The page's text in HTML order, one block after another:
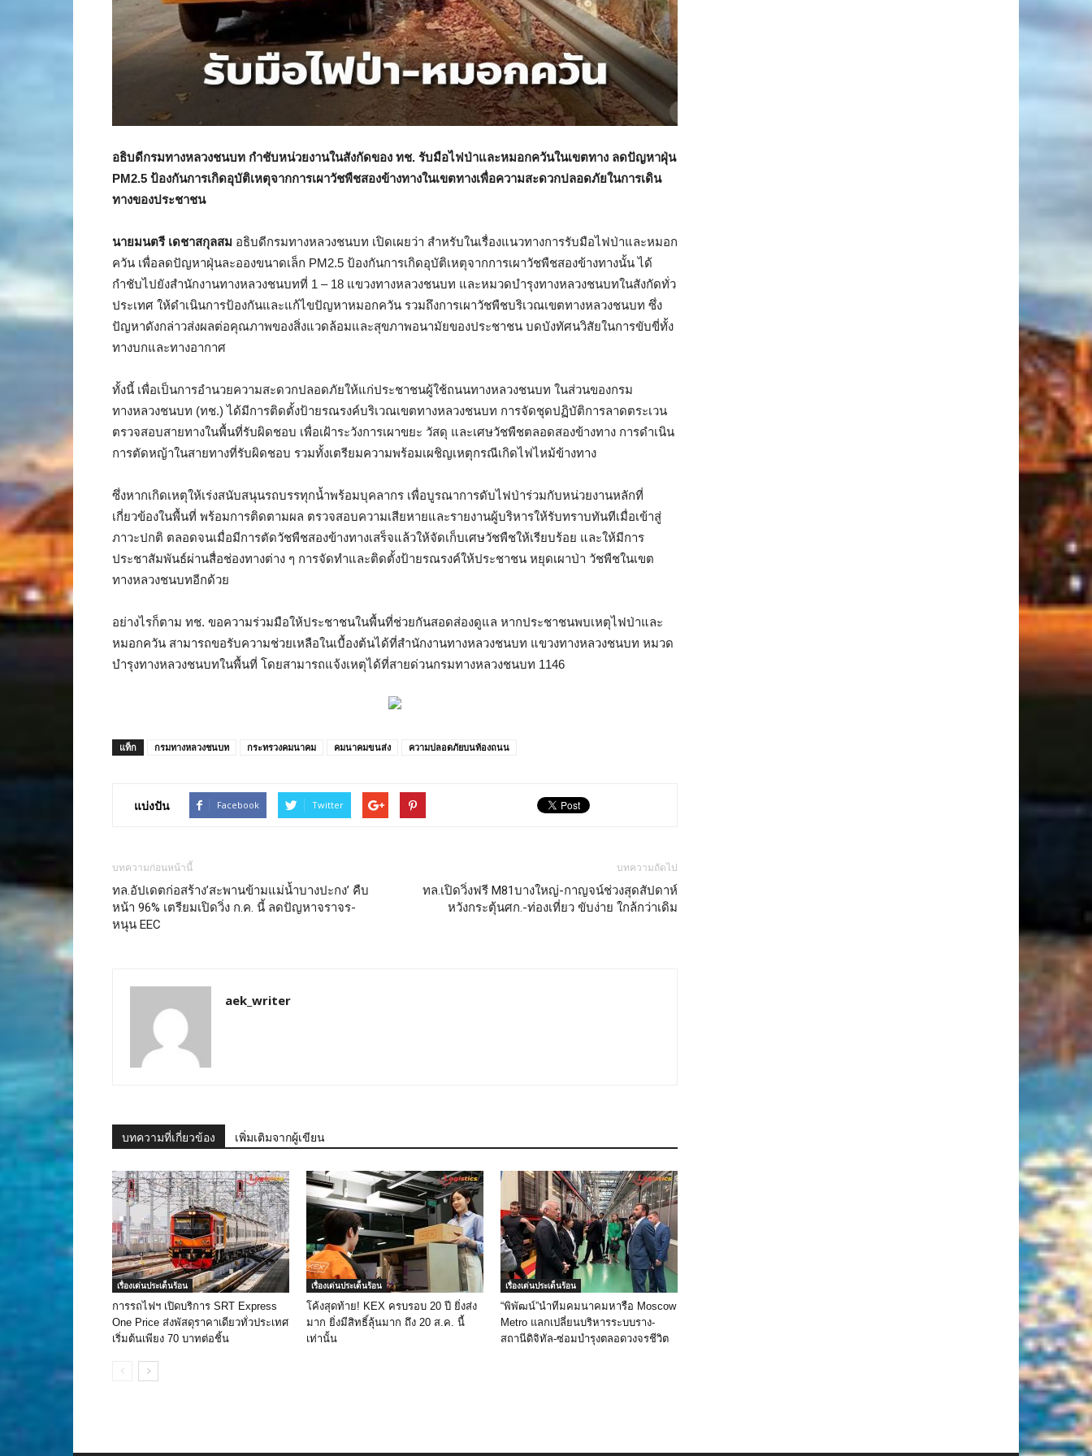
อธิบดีกรมทางหลวงชนบท กำชับหน่วยงานในสังกัดของ ทช. รับมือไฟป่าและหมอกควันในเขตทาง ลดปัญหาฝุ่น
PM2.5 ป้องกันการเกิดอุบัติเหตุจากการเผาวัชพืชสองข้างทางในเขตทางเพื่อความสะดวกปลอดภัยในการเดิน
ทางของประชาชน
นายมนตรี เดชาสกุลสม อธิบดีกรมทางหลวงชนบท เปิดเผยว่า สำหรับในเรื่องแนวทางการรับมือไฟป่าและหมอก
ควัน เพื่อลดปัญหาฝุ่นละอองขนาดเล็ก PM2.5 ป้องกันการเกิดอุบัติเหตุจากการเผาวัชพืชสองข้างทางนั้น ได้
กำชับไปยังสำนักงานทางหลวงชนบทที่ 1 – 18 แขวงทางหลวงชนบท และหมวดบำรุงทางหลวงชนบทในสังกัดทั่ว
ประเทศ ให้ดำเนินการป้องกันและแก้ไขปัญหาหมอกควัน รวมถึงการเผาวัชพืชบริเวณเขตทางหลวงชนบท ซึ่ง
ปัญหาดังกล่าวส่งผลต่อคุณภาพของสิ่งแวดล้อมและสุขภาพอนามัยของประชาชน บดบังทัศนวิสัยในการขับขี่ทั้ง
ทางบกและทางอากาศ
ทั้งนี้ เพื่อเป็นการอำนวยความสะดวกปลอดภัยให้แก่ประชาชนผู้ใช้ถนนทางหลวงชนบท ในส่วนของกรม
ทางหลวงชนบท (ทช.) ได้มีการติดตั้งป้ายรณรงค์บริเวณเขตทางหลวงชนบท การจัดชุดปฏิบัติการลาดตระเวน
ตรวจสอบสายทางในพื้นที่รับผิดชอบ เพื่อเฝ้าระวังการเผาขยะ วัสดุ และเศษวัชพืชตลอดสองข้างทาง การดำเนิน
การตัดหญ้าในสายทางที่รับผิดชอบ รวมทั้งเตรียมความพร้อมเผชิญเหตุกรณีเกิดไฟไหม้ข้างทาง
ซึ่งหากเกิดเหตุให้เร่งสนับสนุนรถบรรทุกน้ำพร้อมบุคลากร เพื่อบูรณาการดับไฟป่าร่วมกับหน่วยงานหลักที่
เกี่ยวข้องในพื้นที่ พร้อมการติดตามผล ตรวจสอบความเสียหายและรายงานผู้บริหารให้รับทราบทันทีเมื่อเข้าสู่
ภาวะปกติ ตลอดจนเมื่อมีการตัดวัชพืชสองข้างทางเสร็จแล้วให้จัดเก็บเศษวัชพืชให้เรียบร้อย และให้มีการ
ประชาสัมพันธ์ผ่านสื่อช่องทางต่าง ๆ การจัดทำและติดตั้งป้ายรณรงค์ให้ประชาชน หยุดเผาป่า วัชพืชในเขต
ทางหลวงชนบทอีกด้วย
อย่างไรก็ตาม ทช. ขอความร่วมมือให้ประชาชนในพื้นที่ช่วยกันสอดส่องดูแล หากประชาชนพบเหตุไฟป่าและ
หมอกควัน สามารถขอรับความช่วยเหลือในเบื้องต้นได้ที่สำนักงานทางหลวงชนบท แขวงทางหลวงชนบท หมวด
บำรุงทางหลวงชนบทในพื้นที่ โดยสามารถแจ้งเหตุได้ที่สายด่วนกรมทางหลวงชนบท 1146
แท็ก กรมทางหลวงชนบท กระทรวงคมนาคม คมนาคมขนส่ง ความปลอดภัยบนท้องถนน
แบ่งปัน Facebook Twitter
บทความก่อนหน้านี้
ทล.อัปเดตก่อสร้าง’สะพานข้ามแม่น้ำบางปะกง’ คืบ
หน้า 96% เตรียมเปิดวิ่ง ก.ค. นี้ ลดปัญหาจราจร-
หนุน EEC
บทความถัดไป
ทล.เปิดวิ่งฟรี M81บางใหญ่-กาญจน์ช่วงสุดสัปดาห์
หวังกระตุ้นศก.-ท่องเที่ยว ขับง่าย ใกล้กว่าเดิม
aek_writer
บทความที่เกี่ยวข้อง เพิ่มเติมจากผู้เขียน
เรื่องเด่นประเด็นร้อน
การรถไฟฯ เปิดบริการ SRT Express
One Price ส่งพัสดุราคาเดียวทั่วประเทศ
เริ่มต้นเพียง 70 บาทต่อชิ้น
เรื่องเด่นประเด็นร้อน
โค้งสุดท้าย! KEX ครบรอบ 20 ปี ยิ่งส่ง
มาก ยิ่งมีสิทธิ์ลุ้นมาก ถึง 20 ส.ค. นี้
เท่านั้น
เรื่องเด่นประเด็นร้อน
“พิพัฒน์”นำทีมคมนาคมหารือ Moscow
Metro แลกเปลี่ยนบริหารระบบราง-
สถานีดิจิทัล-ซ่อมบำรุงตลอดวงจรชีวิต